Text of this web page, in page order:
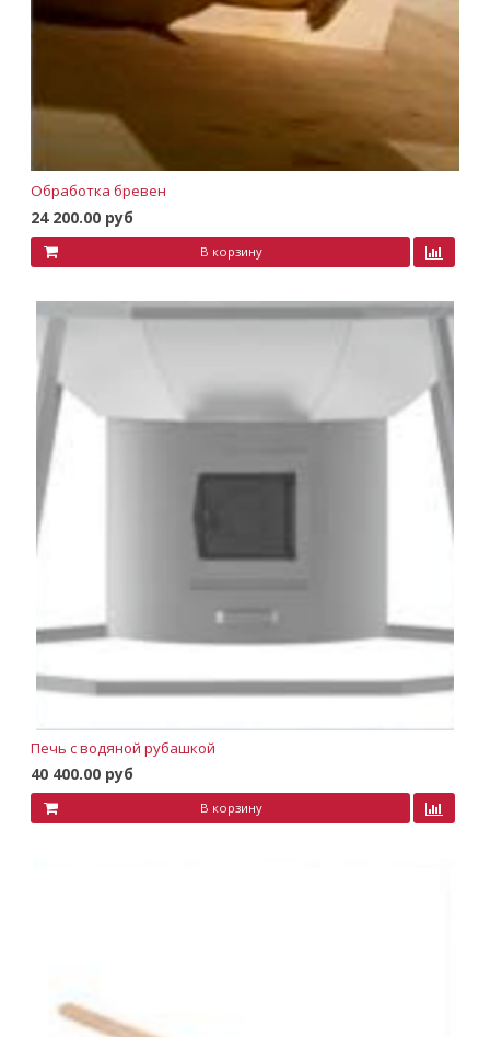
Обработка бревен
24 200.00 руб
В корзину
Печь с водяной рубашкой
40 400.00 руб
В корзину